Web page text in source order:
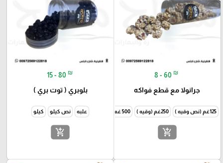
8 - 60 ₪
جرانولا مع قطع فواكه
125غم (نص وقيه ) 250غم (وقيه ) 500 غم ( نص كيلو ) 1000غم (كيلو )
add_shopping_cart
15 - 80 ₪
بلوبري ( توت بري )
علبه نص كيلو كيلو
add_shopping_cart